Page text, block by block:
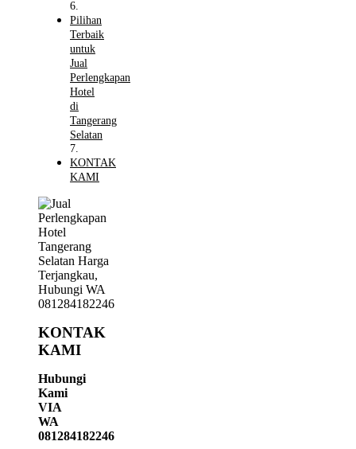
Pilihan
Terbaik
untuk
Jual
Perlengkapan
Hotel
di
Tangerang
Selatan
KONTAK
KAMI
KONTAK
KAMI
Hubungi
Kami
VIA
WA
081284182246